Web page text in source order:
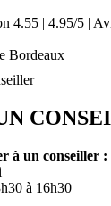
4.55 | 4.95/5 |
Bordeaux
à un conseiller :
à 16h30